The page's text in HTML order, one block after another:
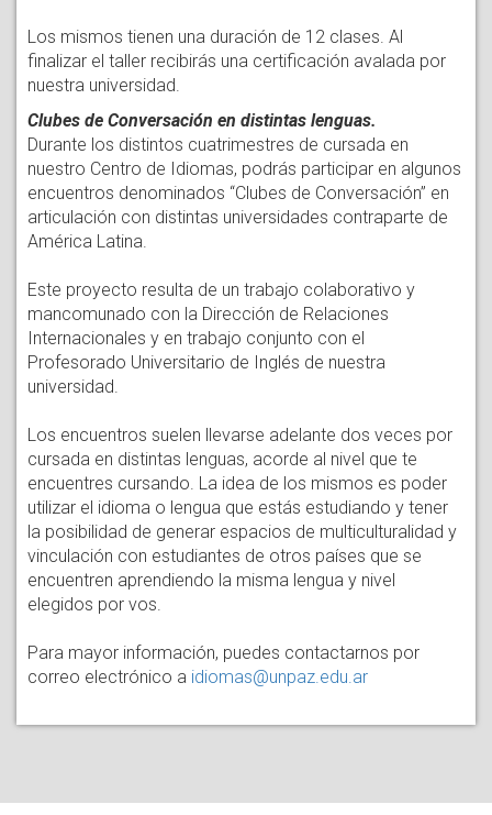
Los mismos tienen una duración de 12 clases. Al
finalizar el taller recibirás una certificación avalada por
nuestra universidad.
Clubes de Conversación en distintas lenguas.
Durante los distintos cuatrimestres de cursada en
nuestro Centro de Idiomas, podrás participar en algunos
encuentros denominados “Clubes de Conversación” en
articulación con distintas universidades contraparte de
América Latina.
Este proyecto resulta de un trabajo colaborativo y
mancomunado con la Dirección de Relaciones
Internacionales y en trabajo conjunto con el
Profesorado Universitario de Inglés de nuestra
universidad.
Los encuentros suelen llevarse adelante dos veces por
cursada en distintas lenguas, acorde al nivel que te
encuentres cursando. La idea de los mismos es poder
utilizar el idioma o lengua que estás estudiando y tener
la posibilidad de generar espacios de multiculturalidad y
vinculación con estudiantes de otros países que se
encuentren aprendiendo la misma lengua y nivel
elegidos por vos.
Para mayor información, puedes contactarnos por
correo electrónico a idiomas@unpaz.edu.ar